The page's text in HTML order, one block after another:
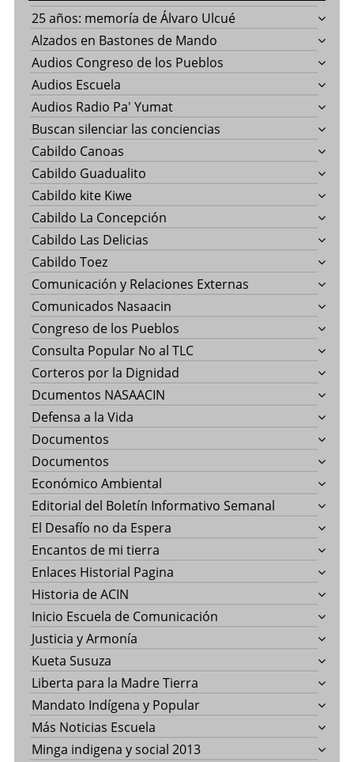
25 años: memoría de Álvaro Ulcué
Alzados en Bastones de Mando
Audios Congreso de los Pueblos
Audios Escuela
Audios Radio Pa' Yumat
Buscan silenciar las conciencias
Cabildo Canoas
Cabildo Guadualito
Cabildo kite Kiwe
Cabildo La Concepción
Cabildo Las Delicias
Cabildo Toez
Comunicación y Relaciones Externas
Comunicados Nasaacin
Congreso de los Pueblos
Consulta Popular No al TLC
Corteros por la Dignidad
Dcumentos NASAACIN
Defensa a la Vida
Documentos
Documentos
Económico Ambiental
Editorial del Boletín Informativo Semanal
El Desafío no da Espera
Encantos de mi tierra
Enlaces Historial Pagina
Historia de ACIN
Inicio Escuela de Comunicación
Justicia y Armonía
Kueta Susuza
Liberta para la Madre Tierra
Mandato Indígena y Popular
Más Noticias Escuela
Minga indigena y social 2013